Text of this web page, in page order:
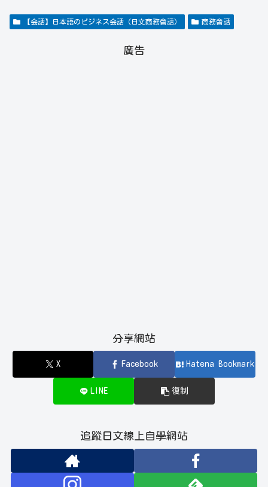
有相關的文法頁面上標註了「大家的日本語第×課」。
希望本網站能對日文學習者的日文能力提升多多少少都
有所幫助。
【会話】日本語のビジネス会話（日文商務會話） 商務會話
廣告
分享網站
X Facebook Hatena Bookmark
LINE 復制
追蹤日文線上自學網站